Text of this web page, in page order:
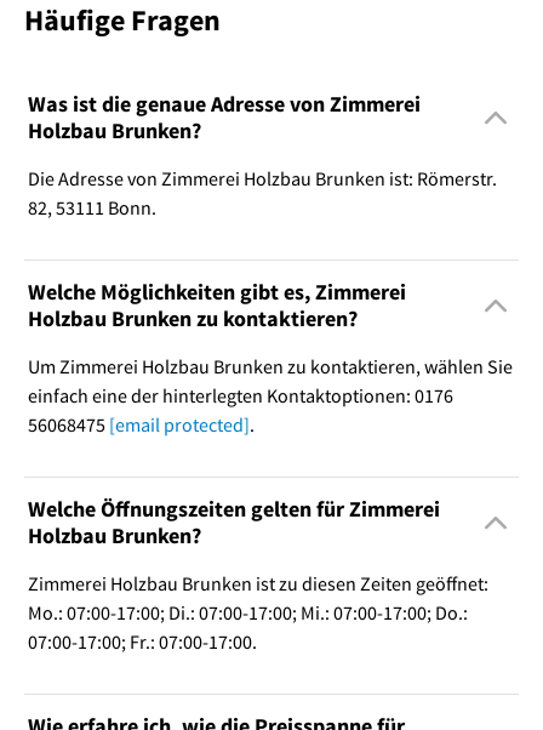
Häufige Fragen
Was ist die genaue Adresse von Zimmerei
Holzbau Brunken?
Die Adresse von Zimmerei Holzbau Brunken ist: Römerstr.
82, 53111 Bonn.
Welche Möglichkeiten gibt es, Zimmerei
Holzbau Brunken zu kontaktieren?
Um Zimmerei Holzbau Brunken zu kontaktieren, wählen Sie
einfach eine der hinterlegten Kontaktoptionen: 0176
56068475 [email protected].
Welche Öffnungszeiten gelten für Zimmerei
Holzbau Brunken?
Zimmerei Holzbau Brunken ist zu diesen Zeiten geöffnet:
Mo.: 07:00-17:00; Di.: 07:00-17:00; Mi.: 07:00-17:00; Do.:
07:00-17:00; Fr.: 07:00-17:00.